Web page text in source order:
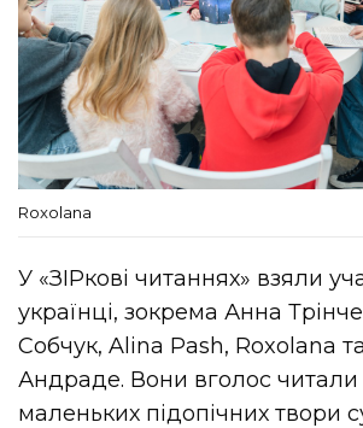
Roxolana
У «ЗІРкові читаннях» взяли
українці, зокрема Анна
Собчук, Alina Pash, Roxolana
Андраде. Вони вголос читали
маленьких підопічних твори